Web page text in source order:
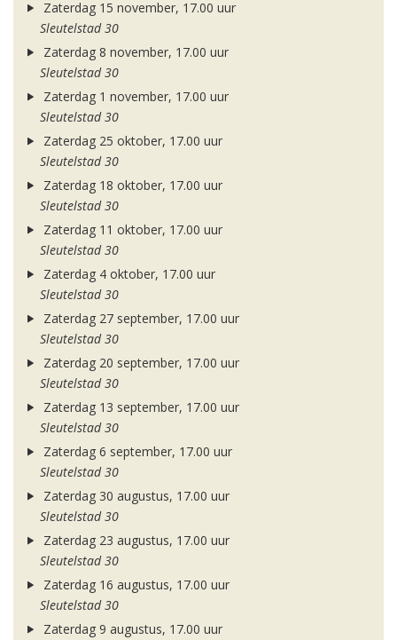
Zaterdag 15 november, 17.00 uur
Sleutelstad 30
Zaterdag 8 november, 17.00 uur
Sleutelstad 30
Zaterdag 1 november, 17.00 uur
Sleutelstad 30
Zaterdag 25 oktober, 17.00 uur
Sleutelstad 30
Zaterdag 18 oktober, 17.00 uur
Sleutelstad 30
Zaterdag 11 oktober, 17.00 uur
Sleutelstad 30
Zaterdag 4 oktober, 17.00 uur
Sleutelstad 30
Zaterdag 27 september, 17.00 uur
Sleutelstad 30
Zaterdag 20 september, 17.00 uur
Sleutelstad 30
Zaterdag 13 september, 17.00 uur
Sleutelstad 30
Zaterdag 6 september, 17.00 uur
Sleutelstad 30
Zaterdag 30 augustus, 17.00 uur
Sleutelstad 30
Zaterdag 23 augustus, 17.00 uur
Sleutelstad 30
Zaterdag 16 augustus, 17.00 uur
Sleutelstad 30
Zaterdag 9 augustus, 17.00 uur